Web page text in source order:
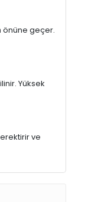
önüne geçer.
Yüksek
ve